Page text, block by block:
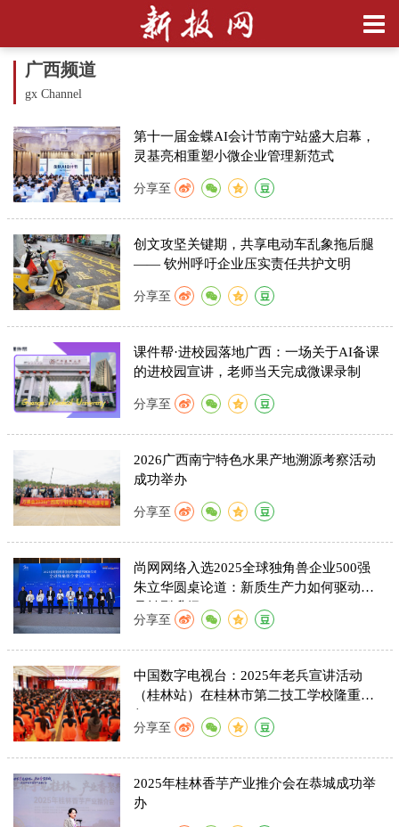
广西频道
gx Channel
第十一届金蝶AI会计节南宁站盛大启幕，
灵基亮相重塑小微企业管理新范式
分享至
创文攻坚关键期，共享电动车乱象拖后腿
—— 钦州呼吁企业压实责任共护文明
分享至
课件帮·进校园落地广西：一场关于AI备课
的进校园宣讲，老师当天完成微课录制
分享至
2026广西南宁特色水果产地溯源考察活动
成功举办
分享至
尚网网络入选2025全球独角兽企业500强
朱立华圆桌论道：新质生产力如何驱动产
品转型升级
分享至
中国数字电视台：2025年老兵宣讲活动
（桂林站）在桂林市第二技工学校隆重举
行。
分享至
2025年桂林香芋产业推介会在恭城成功举
办